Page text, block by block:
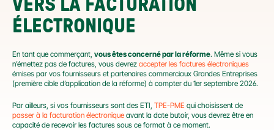
VERS LA FACTURATION
ÉLECTRONIQUE
En tant que commerçant, vous êtes concerné par la réforme. Même si vous
n’émettez pas de factures, vous devrez accepter les factures électroniques
émises par vos fournisseurs et partenaires commerciaux Grandes Entreprises
(première cible d’application de la réforme) à compter du 1er septembre 2026.
Par ailleurs, si vos fournisseurs sont des ETI, TPE-PME
passer à la facturation électronique avant la date butoir, vous devrez être en
capacité de recevoir les factures sous ce format à ce moment.